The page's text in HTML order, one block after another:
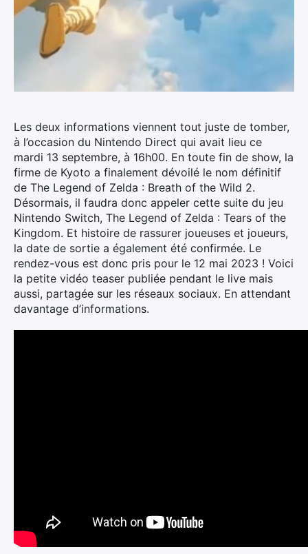
Les deux informations viennent tout juste de tomber,
à l’occasion du Nintendo Direct qui avait lieu ce
mardi 13 septembre, à 16h00. En toute fin de show, la
firme de Kyoto a finalement dévoilé le nom définitif
de The Legend of Zelda : Breath of the Wild 2.
Désormais, il faudra donc appeler cette suite du jeu
Nintendo Switch, The Legend of Zelda : Tears of the
Kingdom. Et histoire de rassurer joueuses et joueurs,
la date de sortie a également été confirmée. Le
rendez-vous est donc pris pour le 12 mai 2023 ! Voici
la petite vidéo teaser publiée pendant le live mais
aussi, partagée sur les réseaux sociaux. En attendant
davantage d’informations.